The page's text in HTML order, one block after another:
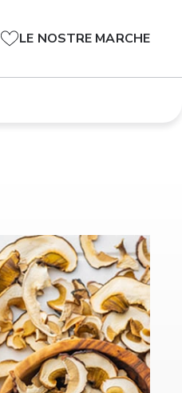
LE NOSTRE MARCHE